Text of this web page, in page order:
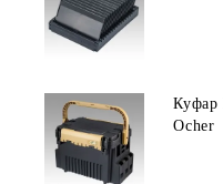
Куфар
Ocher